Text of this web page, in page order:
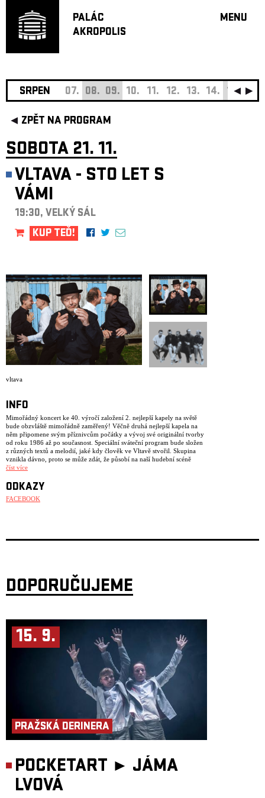
PALÁC
AKROPOLIS
MENU
JAZZ
SRPEN 07. 08. 09. 10. 11. 12. 13. 14. 15. 16.
ZPĚT NA PROGRAM
SOBOTA 21. 11.
VLTAVA - STO LET S
VÁMI
19:30, VELKÝ SÁL
KUP TEĎ!
vltava
INFO
Mimořádný koncert ke 40. výročí založení 2. nejlepší kapely na světě
bude obzvláště mimořádně zaměřený! Věčně druhá nejlepší kapela na
něm připomene svým příznivcům počátky a vývoj své originální tvorby
od roku 1986 až po současnost. Speciální sváteční program bude složen
z různých textů a melodií, jaké kdy člověk ve Vltavě stvořil. Skupina
vznikla dávno, proto se může zdát, že působí na naší hudební scéně
skoro odjakživa. Minimálně sto let je s Vámi ale určitě.
číst více
ODKAZY
FACEBOOK
DOPORUČUJEME
15. 9.
PRAŽSKÁ DERINERA
POCKETART ► JÁMA
LVOVÁ